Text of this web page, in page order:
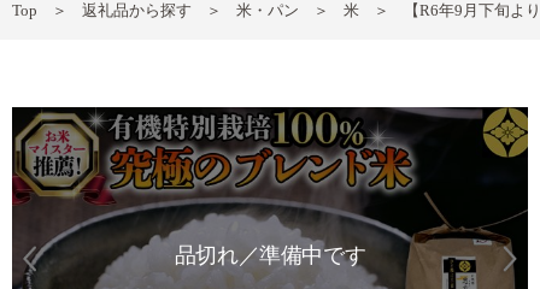
Top 返礼品から探す 米・パン 米 【R6年9月下旬よ
品切れ／準備中です